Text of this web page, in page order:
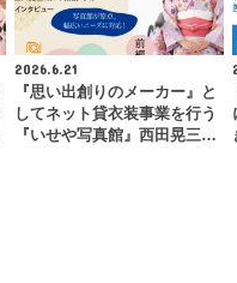
2026.6.21
『思い出創りのメーカー』と
してネット貸衣装事業を行う
『いせや写真館』西田晃三…